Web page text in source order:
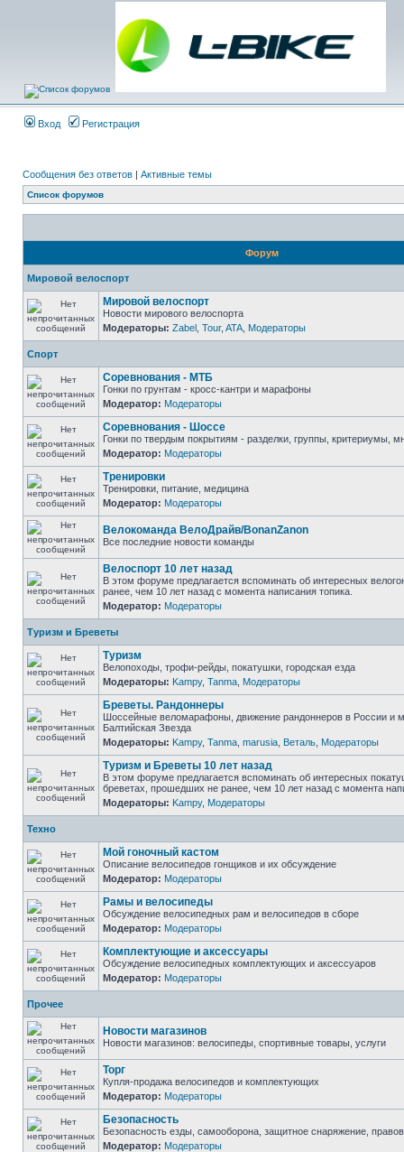
Вход Регистрация
Сообщения без ответов | Активные темы
Список форумов
Форум
Мировой велоспорт
Мировой велоспорт
Новости мирового велоспорта
Модераторы: Zabel Tour, ATA Модераторы
Спорт
Соревнования - МТБ
Гонки по грунтам - кросс-кантри и марафоны
Модератор: Модераторы
Соревнования - Шоссе
Гонки по твердым покрытиям - разделки, группы, критериумы,
Модератор: Модераторы
Тренировки
Тренировки, питание, медицина
Модератор: Модераторы
Велокоманда ВелоДрайв/BonanZanon
Все последние новости команды
Велоспорт 10 лет назад
В этом форуме предлагается вспоминать об интересных
ранее, чем 10 лет назад с момента написания топика.
Модератор: Модераторы
Туризм и Бреветы
Туризм
Велопоходы, трофи-рейды, покатушки, городская езда
Модераторы: Kampy, Tanma Модераторы
Бреветы. Рандоннеры
Шоссейные веломарафоны, движение рандоннеров в России и
Балтийская Звезда
Модераторы: Kampy, Tanma marusia Веталь Модераторы
Туризм и Бреветы 10 лет назад
В этом форуме предлагается вспоминать об интересных
бреветах, прошедших не ранее, чем 10 лет назад с момента
Модераторы: Kampy, Модераторы
Техно
Мой гоночный кастом
Описание велосипедов гонщиков и их обсуждение
Модератор: Модераторы
Рамы и велосипеды
Обсуждение велосипедных рам и велосипедов в сборе
Модератор: Модераторы
Комплектующие и аксессуары
Обсуждение велосипедных комплектующих и аксессуаров
Модератор: Модераторы
Прочее
Новости магазинов
Новости магазинов: велосипеды, спортивные товары, услуги
Торг
Купля-продажа велосипедов и комплектующих
Модератор: Модераторы
Безопасность
Безопасность езды, самооборона, защитное снаряжение,
Модератор: Модераторы